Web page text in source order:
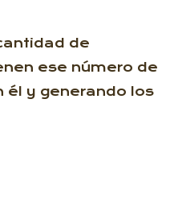
de
ese número de
él y generando los